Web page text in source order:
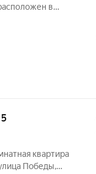
в
застреленную
квартира
Победы,